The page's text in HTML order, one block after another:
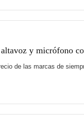
y micrófono
de las marcas de